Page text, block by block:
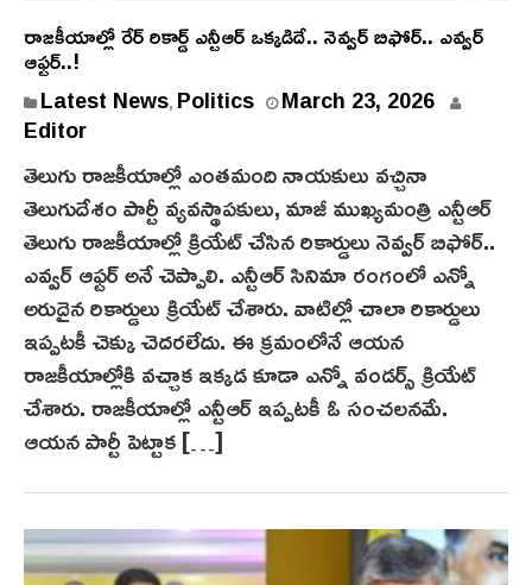
రాజ‌కీయాల్లో రేర్ రికార్డ్ ఎన్టీఆర్ ఒక్క‌డిదే.. నెవ్వ‌ర్ బిఫోర్‌.. ఎవ్వ‌ర్
ఆఫ్ట‌ర్‌..!
Latest News, Politics March 23, 2026
Editor
తెలుగు రాజ‌కీయాల్లో ఎంత‌మంది నాయ‌కులు వ‌చ్చినా
తెలుగుదేశం పార్టీ వ్య‌వ‌స్థాప‌కులు, మాజీ ముఖ్య‌మంత్రి ఎన్టీఆర్
తెలుగు రాజ‌కీయాల్లో క్రియేట్ చేసిన రికార్డులు నెవ్వ‌ర్ బిఫోర్‌..
ఎవ్వ‌ర్ ఆఫ్ట‌ర్ అనే చెప్పాలి. ఎన్టీఆర్ సినిమా రంగంలో ఎన్నో
అరుదైన రికార్డులు క్రియేట్ చేశారు. వాటిల్లో చాలా రికార్డులు
ఇప్ప‌ట‌కీ చెక్కు చెద‌ర‌లేదు. ఈ క్ర‌మంలోనే ఆయ‌న
రాజ‌కీయాల్లోకి వ‌చ్చాక ఇక్క‌డ కూడా ఎన్నో వండ‌ర్స్ క్రియేట్
చేశారు. రాజ‌కీయాల్లో ఎన్టీఆర్ ఇప్ప‌ట‌కీ ఓ సంచ‌ల‌న‌మే.
ఆయ‌న పార్టీ పెట్టాక […]